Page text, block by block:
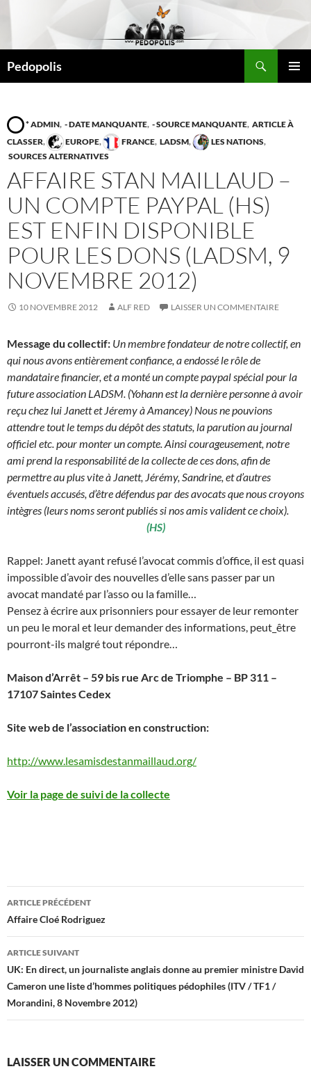
Pedopolis
* ADMIN, - DATE MANQUANTE, - SOURCE MANQUANTE, ARTICLE À
CLASSER, EUROPE, FRANCE, LADSM, LES NATIONS,
SOURCES ALTERNATIVES
AFFAIRE STAN MAILLAUD –
UN COMPTE PAYPAL (HS)
EST ENFIN DISPONIBLE
POUR LES DONS (LADSM, 9
NOVEMBRE 2012)
10 NOVEMBRE 2012 ALF RED LAISSER UN COMMENTAIRE
Message du collectif: Un membre fondateur de notre collectif, en
qui nous avons entièrement confiance, a endossé le rôle de
mandataire financier, et a monté un compte paypal spécial pour la
future association LADSM. (Yohann est la dernière personne à avoir
reçu chez lui Janett et Jéremy à Amancey) Nous ne pouvions
attendre tout le temps du dépôt des statuts, la parution au journal
officiel etc. pour monter un compte. Ainsi courageusement, notre
ami prend la responsabilité de la collecte de ces dons, afin de
permettre au plus vite à Janett, Jérémy, Sandrine, et d’autres
éventuels accusés, d’être défendus par des avocats que nous croyons
intègres (leurs noms seront publiés si nos amis valident ce choix).
(HS)
Rappel: Janett ayant refusé l’avocat commis d’office, il est quasi
impossible d’avoir des nouvelles d’elle sans passer par un
avocat mandaté par l’asso ou la famille…
Pensez à écrire aux prisonniers pour essayer de leur remonter
un peu le moral et leur demander des informations, peut_être
pourront-ils malgré tout répondre…
Maison d’Arrêt – 59 bis rue Arc de Triomphe – BP 311 –
17107 Saintes Cedex
Site web de l’association en construction:
http://www.lesamisdestanmaillaud.org/
Voir la page de suivi de la collecte
Navigation
des
articles
ARTICLE PRÉCÉDENT
Affaire Cloé Rodriguez
ARTICLE SUIVANT
UK: En direct, un journaliste anglais donne au premier ministre David
Cameron une liste d’hommes politiques pédophiles (ITV / TF1 /
Morandini, 8 Novembre 2012)
LAISSER UN COMMENTAIRE